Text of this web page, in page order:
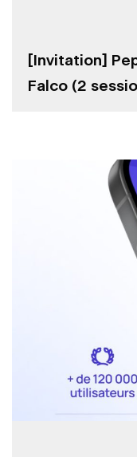
[Invitation]
Falco (2